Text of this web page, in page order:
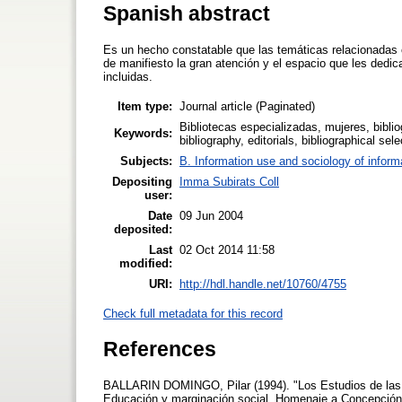
Spanish abstract
Es un hecho constatable que las temáticas
de manifiesto la gran atención y el espacio que les
incluidas.
Item type: Journal article (Paginated)
Keywords:
Bibliotecas especializadas, mujeres,
bibliography, editorials, bibliographical
Subjects:
B. Information use and sociology of
Depositing
user:
Imma Subirats Coll
Date
deposited:
09 Jun 2004
Last
modified:
02 Oct 2014 11:58
URI: http://hdl.handle.net/10760/4755
Check full metadata for this record
References
BALLARIN DOMINGO, Pilar (1994). "Los Estudios de
Educación y marginación social. Homenaje a